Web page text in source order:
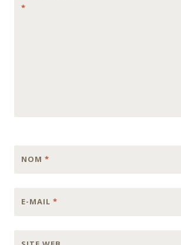
*
NOM *
E-MAIL *